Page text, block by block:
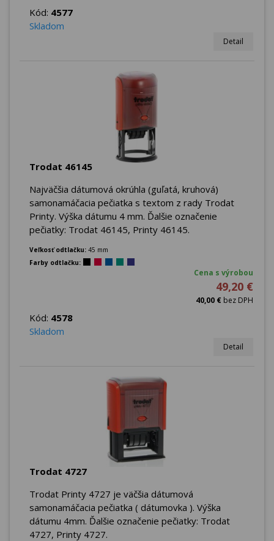
Kód: 4577
Skladom
Detail
Trodat 46145
Najväčšia dátumová okrúhla (guľatá, kruhová)
samonamáčacia pečiatka s textom z rady Trodat
Printy. Výška dátumu 4 mm. Ďalšie označenie
pečiatky: Trodat 46145, Printy 46145.
Veľkosť odtlačku: 45 mm
Farby odtlačku:
Cena s výrobou
49,20 €
40,00 € bez DPH
Kód: 4578
Skladom
Detail
Trodat 4727
Trodat Printy 4727 je väčšia dátumová
samonamáčacia pečiatka ( dátumovka ). Výška
dátumu 4mm. Ďalšie označenie pečiatky: Trodat
4727, Printy 4727.